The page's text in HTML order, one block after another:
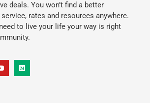
deals. You won’t find a better
rates and resources anywhere.
to live your life your way is right